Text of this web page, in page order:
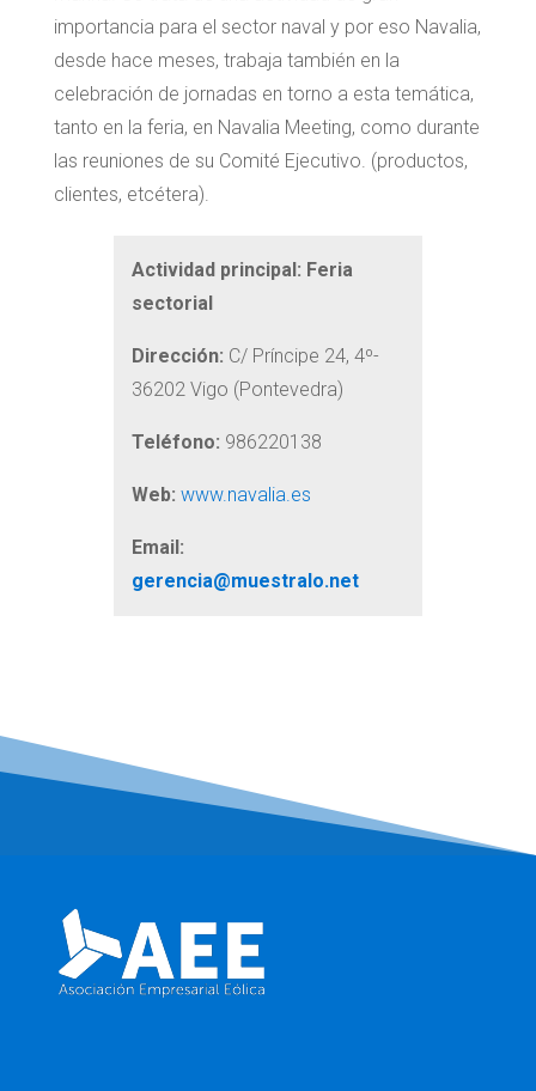
importancia para el sector naval y por eso Navalia,
desde hace meses, trabaja también en la
celebración de jornadas en torno a esta temática,
tanto en la feria, en Navalia Meeting, como durante
las reuniones de su Comité Ejecutivo. (productos,
clientes, etcétera).
Actividad principal: Feria
sectorial
Dirección: C/ Príncipe 24, 4º-
36202 Vigo (Pontevedra)
Teléfono: 986220138
Web: www.navalia.es
Email:
gerencia@muestralo.net